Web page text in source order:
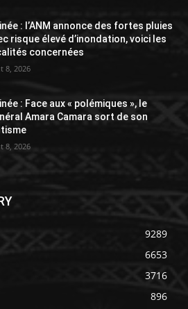
: l’ANM annonce des fortes pluies
risque élevé d’inondation, voici les
concernées
8, 2026
: Face aux « polémiques », le
Amara Camara sort de son
8, 2026
9289
6653
3716
896